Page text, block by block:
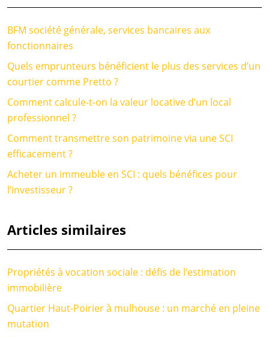
BFM société générale, services bancaires aux
fonctionnaires
Quels emprunteurs bénéficient le plus des services d’un
courtier comme Pretto ?
Comment calcule-t-on la valeur locative d’un local
professionnel ?
Comment transmettre son patrimoine via une SCI
efficacement ?
Acheter un immeuble en SCI : quels bénéfices pour
l’investisseur ?
Articles similaires
Propriétés à vocation sociale : défis de l’estimation
immobilière
Quartier Haut-Poirier à mulhouse : un marché en pleine
mutation